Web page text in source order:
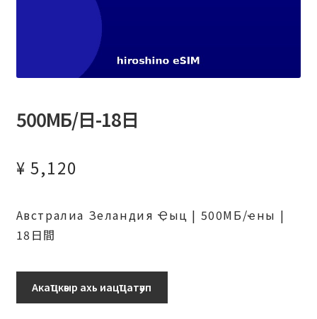
500МБ/日-18日
¥ 5,120
Австралиа Зеландия Ҿыц | 500МБ/ҽны |
18日間
日-18
Акаҵкәыр ахь иацҵатәуп